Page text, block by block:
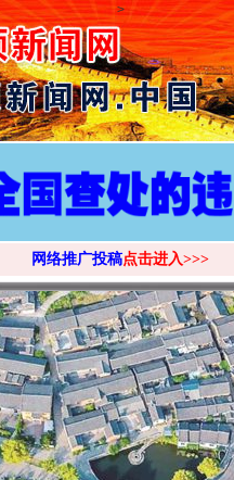
>
网络推广投稿点击进入>>>